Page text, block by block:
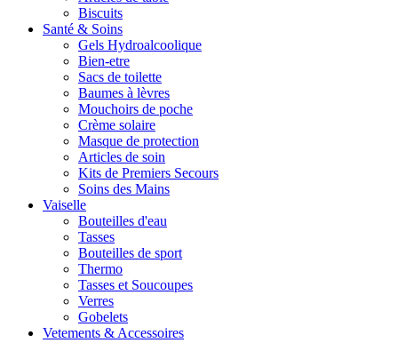
Biscuits
Santé & Soins
Gels Hydroalcoolique
Bien-etre
Sacs de toilette
Baumes à lèvres
Mouchoirs de poche
Crème solaire
Masque de protection
Articles de soin
Kits de Premiers Secours
Soins des Mains
Vaiselle
Bouteilles d'eau
Tasses
Bouteilles de sport
Thermo
Tasses et Soucoupes
Verres
Gobelets
Vetements & Accessoires